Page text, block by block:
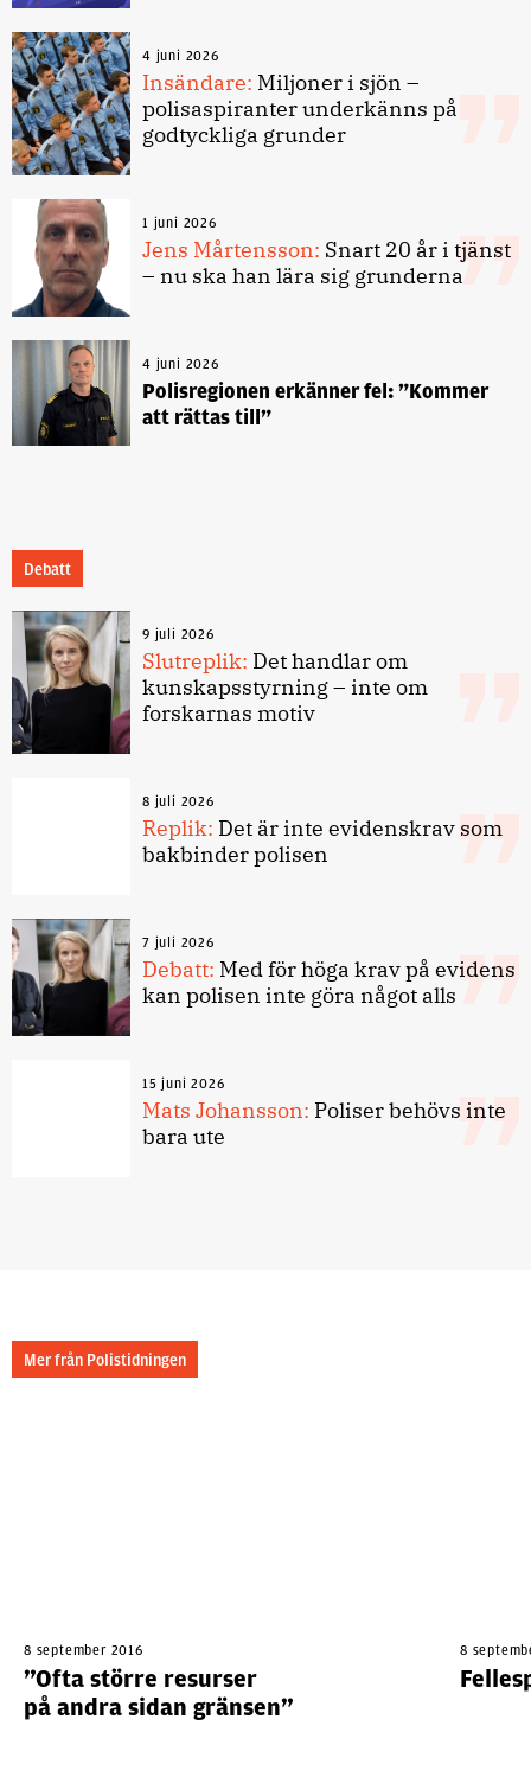
4 juni 2026
Insändare: Miljoner i sjön –
polisaspiranter underkänns på
godtyckliga grunder
1 juni 2026
Jens Mårtensson: Snart 20 år i tjänst
– nu ska han lära sig grunderna
4 juni 2026
Polisregionen erkänner fel: ”Kommer
att rättas till”
Debatt
9 juli 2026
Slutreplik: Det handlar om
kunskapsstyrning – inte om
forskarnas motiv
8 juli 2026
Replik: Det är inte evidenskrav som
bakbinder polisen
7 juli 2026
Debatt: Med för höga krav på evidens
kan polisen inte göra något alls
15 juni 2026
Mats Johansson: Poliser behövs inte
bara ute
Mer från Polistidningen
8 september 2016
”Ofta större resurser
på andra sidan gränsen”
8